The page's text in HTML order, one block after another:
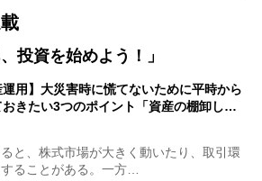
投資を始めよう！」
運用】大災害時に慌てないために平時から
おきたい3つのポイント「資産の棚卸し…
と、株式市場が大きく動いたり、取引環
ることがある。一方…